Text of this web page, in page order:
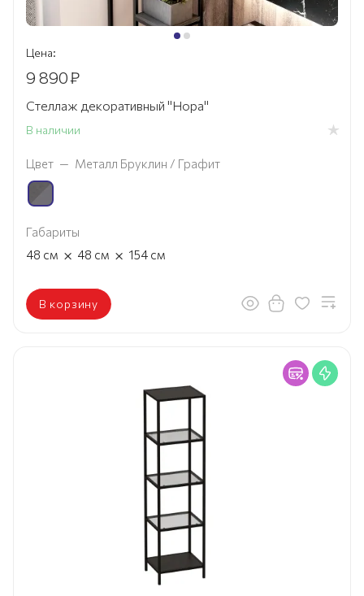
Цена:
9 890₽
Стеллаж декоративный "Нора"
В наличии
Цвет — Металл Бруклин / Графит
Габариты
48 см × 48 см × 154 см
В корзину